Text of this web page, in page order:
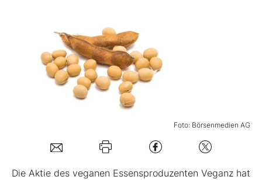
BO-Musterdepots
Experten
Mein B:O
Foto: Börsenmedien AG
Die Aktie des veganen Essensproduzenten Veganz hat